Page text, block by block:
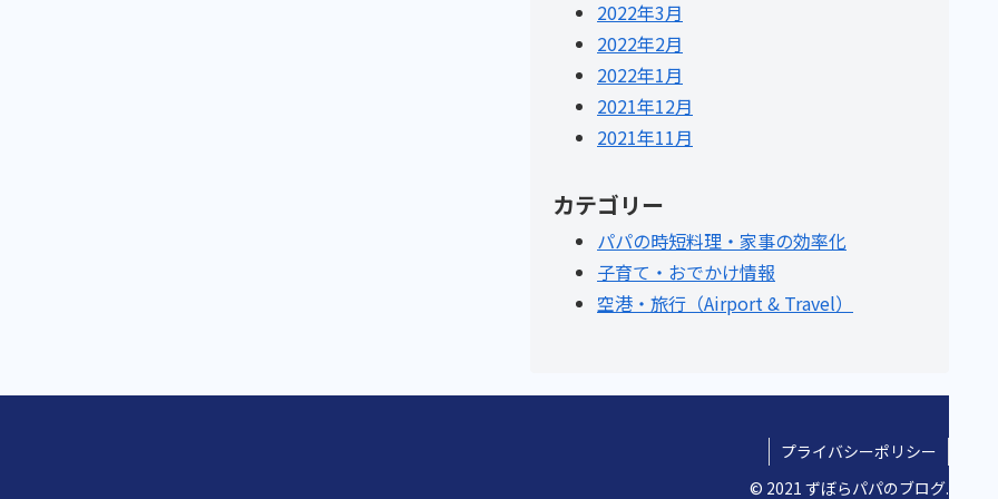
2022年3月
2022年2月
2022年1月
2021年12月
2021年11月
カテゴリー
パパの時短料理・家事の効率化
子育て・おでかけ情報
空港・旅行（Airport & Travel）
プライバシーポリシー
© 2021 ずぼらパパのブログ.